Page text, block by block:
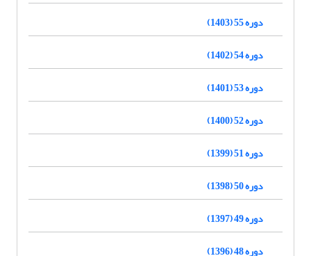
دوره 55 (1403)
دوره 54 (1402)
دوره 53 (1401)
دوره 52 (1400)
دوره 51 (1399)
دوره 50 (1398)
دوره 49 (1397)
دوره 48 (1396)